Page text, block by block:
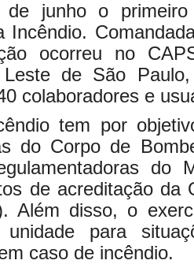
de junho o
Incêndio.
ocorreu no
de São
colaboradores e
tem por
do Corpo de
do
de acreditação da
Além disso, o
unidade para
caso de incêndio.